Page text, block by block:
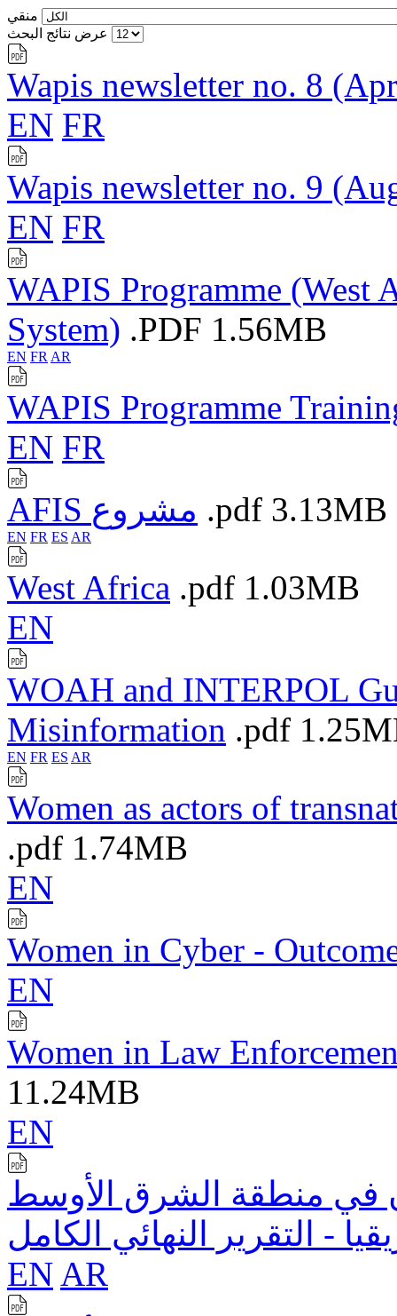
منقي
عرض نتائج البحث
Wapis newsletter no. 8
EN FR
Wapis newsletter no. 9
EN FR
WAPIS Programme (West
System) .PDF 1.56MB
EN FR AR
WAPIS Programme
EN FR
AFIS مشروع .pdf 3.13MB
EN FR ES AR
West Africa .pdf 1.03MB
EN
WOAH and INTERPOL
Misinformation .pdf
EN FR ES AR
Women as actors of
.pdf 1.74MB
EN
Women in Cyber -
EN
Women in Law
11.24MB
EN
في منطقة الشرق الأوسط
- التقرير النهائي الكامل
EN AR